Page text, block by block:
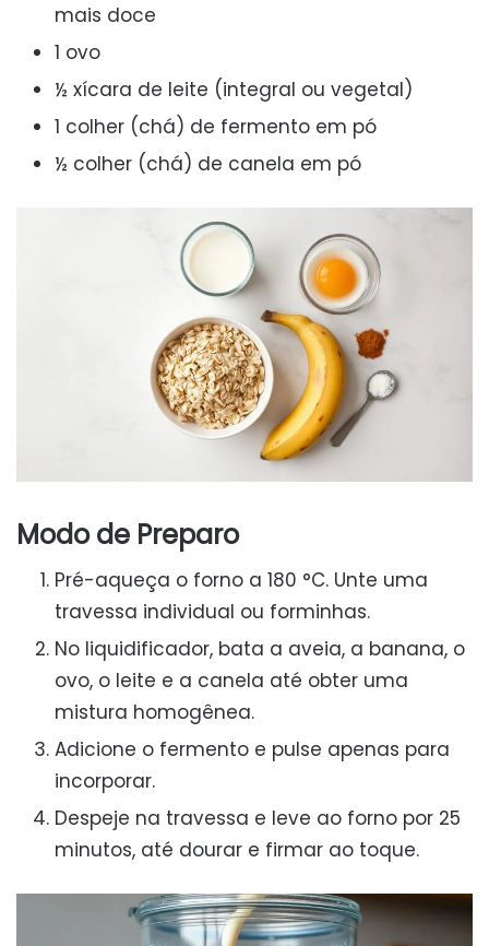
mais doce
1 ovo
½ xícara de leite (integral ou vegetal)
1 colher (chá) de fermento em pó
½ colher (chá) de canela em pó
Modo de Preparo
Pré-aqueça o forno a 180 °C. Unte uma
travessa individual ou forminhas.
No liquidificador, bata a aveia, a banana, o
ovo, o leite e a canela até obter uma
mistura homogênea.
Adicione o fermento e pulse apenas para
incorporar.
Despeje na travessa e leve ao forno por 25
minutos, até dourar e firmar ao toque.